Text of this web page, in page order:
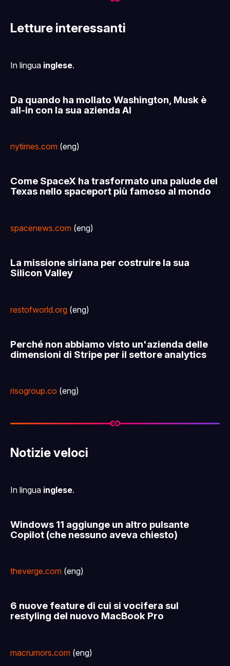
Letture interessanti
In lingua inglese.
Da quando ha mollato Washington, Musk è
all-in con la sua azienda AI
nytimes.com (eng)
Come SpaceX ha trasformato una palude del
Texas nello spaceport più famoso al mondo
spacenews.com (eng)
La missione siriana per costruire la sua
Silicon Valley
restofworld.org (eng)
Perché non abbiamo visto un'azienda delle
dimensioni di Stripe per il settore analytics
risogroup.co (eng)
Notizie veloci
In lingua inglese.
Windows 11 aggiunge un altro pulsante
Copilot (che nessuno aveva chiesto)
theverge.com (eng)
6 nuove feature di cui si vocifera sul
restyling del nuovo MacBook Pro
macrumors.com (eng)